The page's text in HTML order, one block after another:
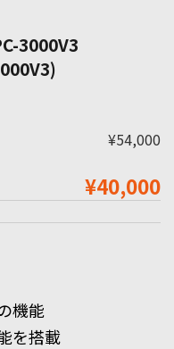
3000V3
¥54,000
¥40,000
機能
を搭載